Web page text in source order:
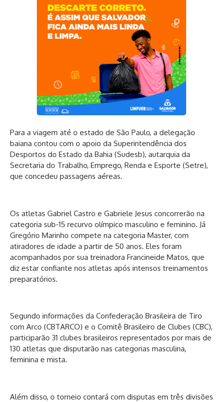
Para a viagem até o estado de São Paulo, a delegação
baiana contou com o apoio da Superintendência dos
Desportos do Estado da Bahia (Sudesb), autarquia da
Secretaria do Trabalho, Emprego, Renda e Esporte (Setre),
que concedeu passagens aéreas.
Os atletas Gabriel Castro e Gabriele Jesus concorrerão na
categoria sub-15 recurvo olímpico masculino e feminino. Já
Gregório Marinho compete na categoria Master, com
atiradores de idade a partir de 50 anos. Eles foram
acompanhados por sua treinadora Francineide Matos, que
diz estar confiante nos atletas após intensos treinamentos
preparatórios.
Segundo informações da Confederação Brasileira de Tiro
com Arco (CBTARCO) e o Comitê Brasileiro de Clubes (CBC),
participarão 31 clubes brasileiros representados por mais de
130 atletas que disputarão nas categorias masculina,
feminina e mista.
Além disso, o torneio contará com disputas em três divisões